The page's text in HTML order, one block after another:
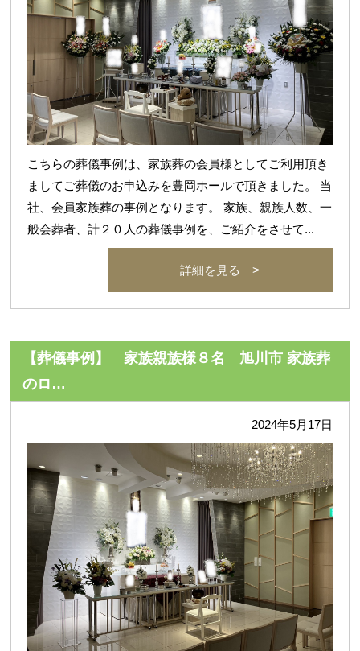
こちらの葬儀事例は、家族葬の会員様としてご利用頂き
ましてご葬儀のお申込みを豊岡ホールで頂きました。 当
社、会員家族葬の事例となります。 家族、親族人数、一
般会葬者、計２０人の葬儀事例を、ご紹介をさせて...
詳細を見る >
【葬儀事例】 家族親族様８名 旭川市 家族葬
のロ…
2024年5月17日